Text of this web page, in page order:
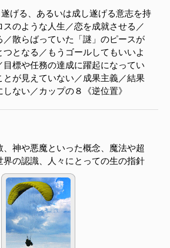
げる、あるいは成し遂げる意志を持
スのような人生／恋を成就させる／
／散らばっていた「謎」のピースが
となる／もうゴールしてもいいよ
目標や任務の達成に躍起になってい
とが見えていない／成果主義／結果
ない／カップの８《逆位置》
神や悪魔といった概念、魔法や超
界の認識、人々にとっての生の指針